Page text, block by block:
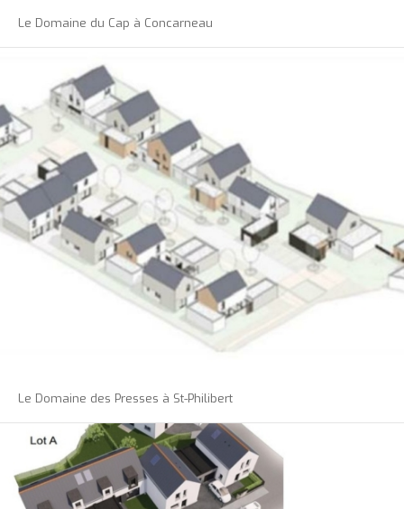
Le Domaine du Cap à Concarneau
Le Domaine des Presses à St-Philibert